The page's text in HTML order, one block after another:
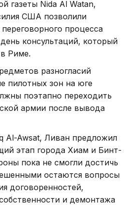
газеты Nida Al Watan,
США позволили
процесса
консультаций, который
Риме.
разногласий
пилотных зон на юге
поэтапно переходить
армии после вывода
Al-Awsat, Ливан предложил
этап города Хиам и Бинт-
пока не смогли достичь
остаются вопросы
договоренностей,
и демонтажа